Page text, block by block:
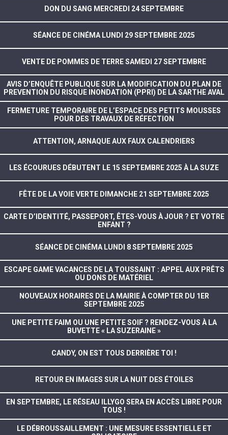
DON DU SANG MERCREDI 24 SEPTEMBRE
SÉANCE DE CINÉMA LUNDI 29 SEPTEMBRE 2025
VENTE DE POMMES DE TERRE SAMEDI 27 SEPTEMBRE
AVIS D’ENQUÊTE PUBLIQUE SUR LA MODIFICATION DU PLAN DE
PREVENTION DU RISQUE INONDATION (PPRI) DE LA SARTHE AVAL
FERMETURE TEMPORAIRE DE L’ESPACE DES PETITS MOUSSES
POUR DES TRAVAUX DE RÉFECTION
ATTENTION, ARNAQUE AUX FAUX CALENDRIERS
LES ÉCOURUES DÉBUTENT LE 15 SEPTEMBRE 2025 À LA SUZE
FÊTE DE LA VOIE VERTE DIMANCHE 21 SEPTEMBRE 2025
CARTE D’IDENTITÉ, PASSEPORT, ÊTES-VOUS À JOUR ? ET VOTRE
ENFANT ?
SÉANCE DE CINÉMA LUNDI 8 SEPTEMBRE 2025
ESCAPE GAME VACANCES DE LA TOUSSAINT : APPEL AUX PRÊTS
OU DONS DE MATÉRIEL
NOUVEAUX HORAIRES DE LA MAIRIE À COMPTER DU 1ER
SEPTEMBRE 2025
UNE PETITE FAIM OU UNE PETITE SOIF ? RENDEZ-VOUS À LA
BUVETTE « LA SUZERAINE »
CANDY, ON EST TOUS DERRIÈRE TOI !
RETOUR EN IMAGES SUR LA NUIT DES ÉTOILES
EN SEPTEMBRE, LE RÉSEAU ILLYGO SERA EN ACCÈS LIBRE POUR
TOUS !
LE DÉBROUSSAILLEMENT : UNE MESURE ESSENTIELLE ET